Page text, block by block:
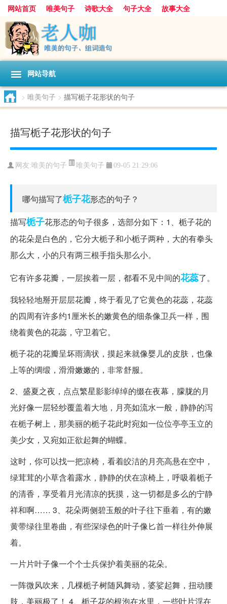
网站首页 唯美句子 诗歌大全 句子大全
故事大全
人生感悟
其他美文 美文欣赏
感人故事
句子分类
网站导航
> 唯美句子 > 描写栀子花形状的句子
描写栀子花形状的句子
网友: 唯美的句子 唯美句子 09-05 21:29:06
哪句描写了栀子花形态的句子？
描写栀子花形态的句子很多，选部分如下：1、栀子花的
的花朵是白色的，它分大栀子和小栀子两种，大的有拳头
那么大，小的只有两三根手指头那么小。
它有许多花瓣，一层挨着一层，都看不见中间的花蕊了。
我轻轻地掰开层层花瓣，终于看见了它黄色的花蕊，花蕊
的四周有许多约1厘米长的嫩黄色的细条像卫兵一样，围
绕着黄色的花蕊，守卫着它。
栀子花的花瓣呈坏雨滴状，摸起来就像婴儿的皮肤，也像
上等的绸缎，滑滑嫩嫩的，非常舒服。
2、盛夏之夜，点点繁星影影绰绰的缀在夜幕，朦胧的月
光好像一层轻纱覆盖着大地，月亮如流水一般，静静的泻
在栀子树上，那美丽的栀子花此时宛如一位位亭亭玉立的
美少女，又宛如正欲起舞的蝴蝶。
这时，你可以找一把凉椅，看着皎洁的月亮高悬在空中，
绿茸茸的小草含着露水，静静的伏在凉椅上，呼吸着栀子
的清香，享受着月光清凉的抚摸，这一切都是多么的宁静
祥和啊…… 3、花朵两侧碧玉般的叶子往下垂着，有的嫩
黄带绿往里卷曲，有些深绿色的叶子像匕首一样往外伸展
着。
一片片叶子像一个个士兵保护着美丽的花朵。
一阵微风吹来，几棵栀子树随风舞动，婆娑起舞，扭动腰
肢，美丽极了！ 4、栀子花的根泡在水里，一些叶片浮在